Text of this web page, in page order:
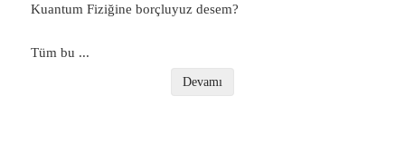
Kuantum Fiziğine borçluyuz desem?
Tüm bu ...
Devamı